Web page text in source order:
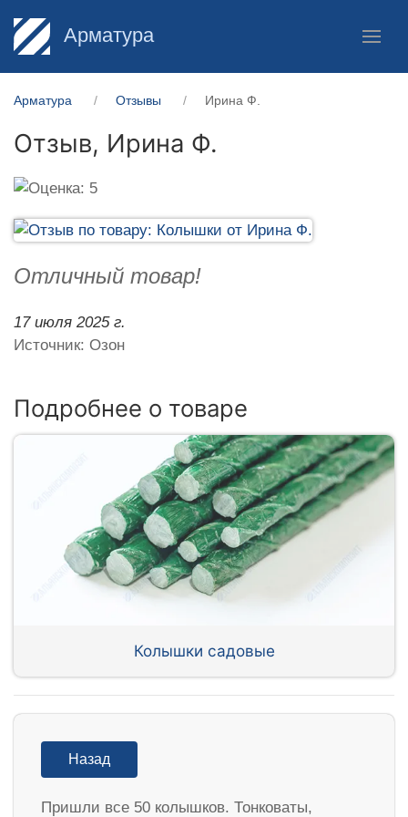
Арматура
Арматура Отзывы Ирина Ф.
Отзыв, Ирина Ф.
Отличный товар!
17 июля 2025 г.
Источник: Озон
Подробнее о товаре
Колышки садовые
Назад
Пришли все 50 колышков. Тонковаты,